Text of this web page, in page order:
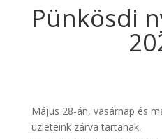
Pünkösdi
Május 28-án, vasárnap és
üzleteink zárva tartanak.